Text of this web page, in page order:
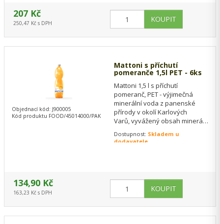
207 Kč
250,47 Kč s DPH
Mattoni s příchutí
pomeranče 1,5l PET - 6ks
Mattoni 1,5 l s příchutí
pomeranč, PET - výjimečná
minerální voda z panenské
přírody v okolí Karlových
Varů, vyvážený obsah minerálů,
života, ke…
Dostupnost: Skladem u
dodavatele
Objednací kód: J900005
Kód produktu FOOD/45014000/PAK
134,90 Kč
163,23 Kč s DPH